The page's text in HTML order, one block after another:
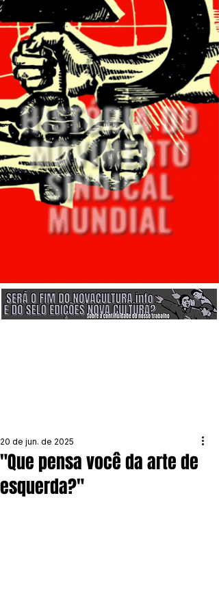
"Que pensa você da arte de
esquerda?"
20 de jun. de 2025